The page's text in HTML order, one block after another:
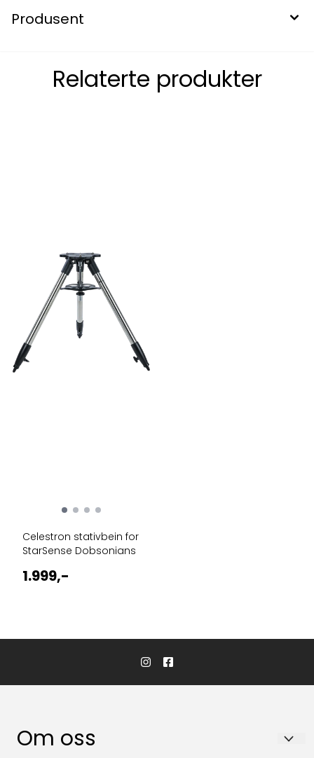
Produsent
Relaterte produkter
Celestron stativbein for
StarSense Dobsonians
1.999,-
Om oss